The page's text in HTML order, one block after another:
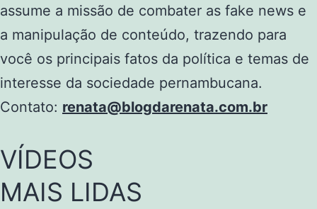
assume a missão de combater as fake news e
a manipulação de conteúdo, trazendo para
você os principais fatos da política e temas de
interesse da sociedade pernambucana.
Contato: renata@blogdarenata.com.br
VÍDEOS
MAIS LIDAS